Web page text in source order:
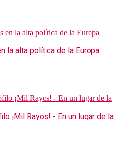
la alta política de la Europa
¡Mil Rayos! - En un lugar de la